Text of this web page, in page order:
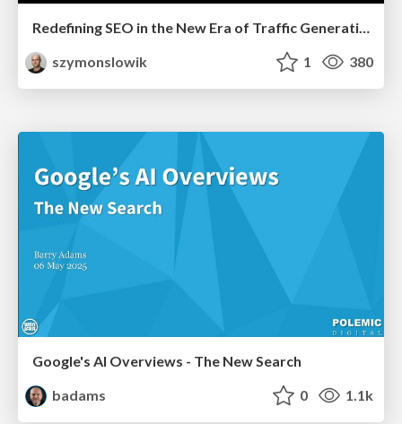
Redefining SEO in the New Era of Traffic Generation
szymonslowik
1 380
Google's AI Overviews - The New Search
badams
0 1.1k